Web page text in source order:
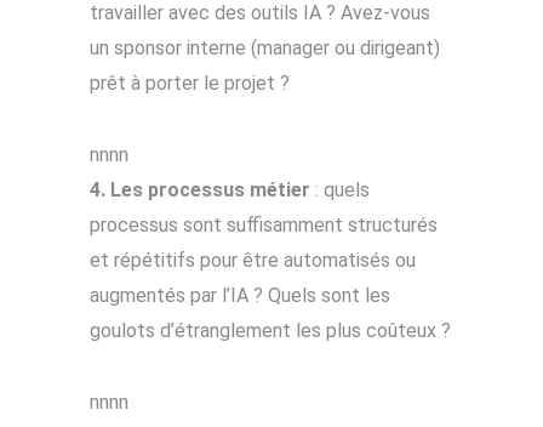
travailler avec des outils IA ? Avez-vous
un sponsor interne (manager ou dirigeant)
prêt à porter le projet ?
nnnn
4. Les processus métier : quels
processus sont suffisamment structurés
et répétitifs pour être automatisés ou
augmentés par l’IA ? Quels sont les
goulots d’étranglement les plus coûteux ?
nnnn